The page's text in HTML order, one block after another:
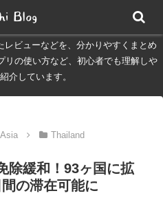
ブリスベンでの生活情報や、旅行、
ビューなどを、分かりやすくまとめ
リの使い方など、初心者でも理解しや
介しています。
Asia Thailand
除緩和！93ヶ国に拡
の滞在可能に